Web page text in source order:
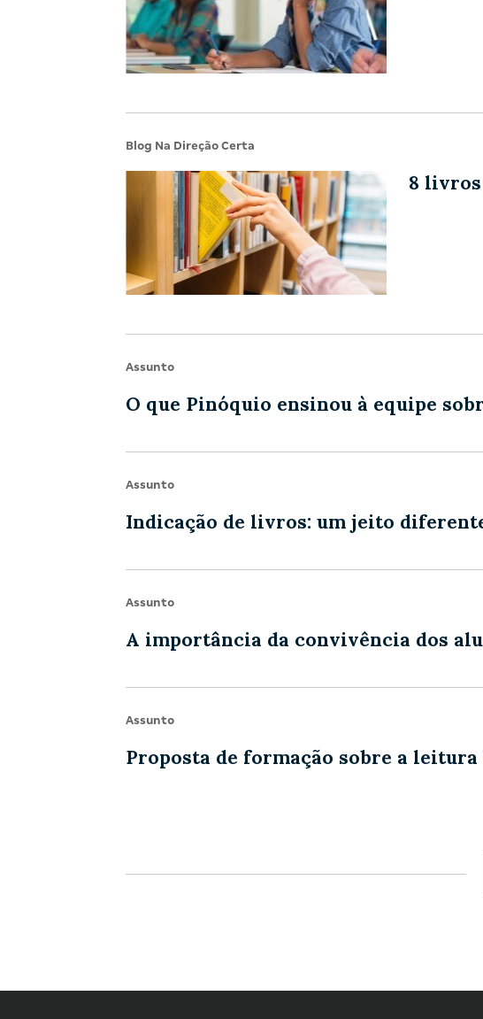
Blog Na Direção Certa
8
Assunto
O que Pinóquio ensinou à equipe
Assunto
Indicação de livros: um jeito
Assunto
A importância da convivência dos
Assunto
Proposta de formação sobre a